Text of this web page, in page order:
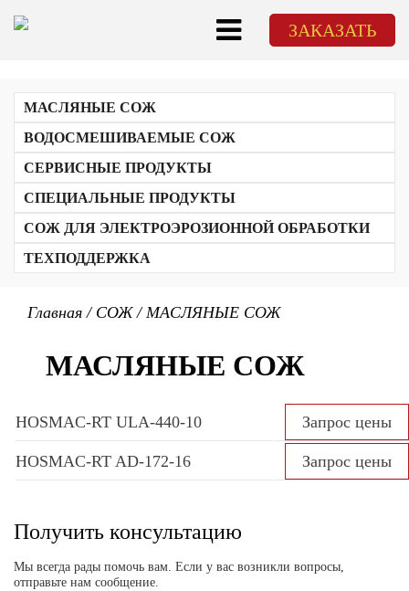
ЗАКАЗАТЬ
МАСЛЯНЫЕ СОЖ
ВОДОСМЕШИВАЕМЫЕ СОЖ
СЕРВИСНЫЕ ПРОДУКТЫ
СПЕЦИАЛЬНЫЕ ПРОДУКТЫ
СОЖ ДЛЯ ЭЛЕКТРОЭРОЗИОННОЙ ОБРАБОТКИ
ТЕХПОДДЕРЖКА
КОНЦЕНТРАТ СОЖ
ЛАБОРАТОРНЫЙ АНАЛИЗ
Главная / СОЖ/МАСЛЯНЫЕ СОЖ
МАСЛЯНЫЕ СОЖ
HOSMAC-RT ULA-440-10 Запрос цены
HOSMAC-RT AD-172-16 Запрос цены
Получить консультацию
Мы всегда рады помочь вам. Если у вас возникли вопросы,
отправьте нам сообщение.